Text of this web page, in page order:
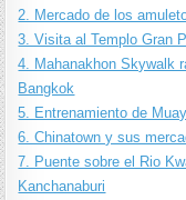
2. Mercado de los
3. Visita al Templo Gran
4. Mahanakhon Skywalk
Bangkok
5. Entrenamiento de
6. Chinatown y sus
7. Puente sobre el Rio
Kanchanaburi